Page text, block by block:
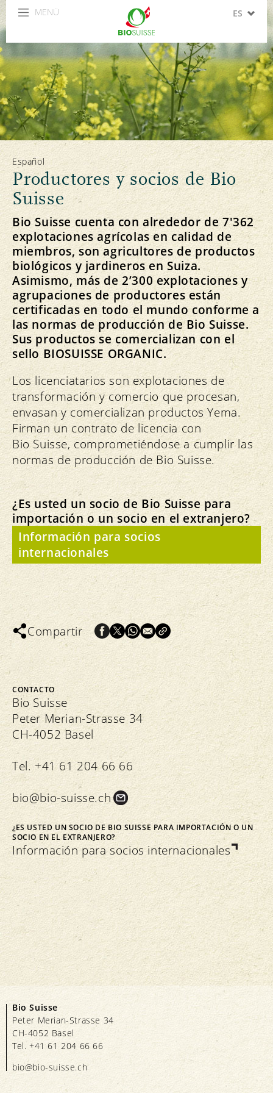
MENÜ ES
FR
IT
EN
Español
Productores y socios de Bio
Suisse
Bio Suisse cuenta con alrededor de 7'362
explotaciones agrícolas en calidad de
miembros, son agricultores de productos
biológicos y jardineros en Suiza.
Asimismo, más de 2’300 explotaciones y
agrupaciones de productores están
certificadas en todo el mundo conforme a
las normas de producción de Bio Suisse.
Sus productos se comercializan con el
sello BIOSUISSE ORGANIC.
Los licenciatarios son explotaciones de
transformación y comercio que procesan,
envasan y comercializan productos Yema.
Firman un contrato de licencia con
Bio Suisse, comprometiéndose a cumplir las
normas de producción de Bio Suisse.
¿Es usted un socio de Bio Suisse para
importación o un socio en el extranjero?
Información para socios
internacionales
Compartir
CONTACTO
Bio Suisse
Peter Merian-Strasse 34
CH-4052 Basel
Tel. +41 61 204 66 66
bio@bio-suisse.ch
¿ES USTED UN SOCIO DE BIO SUISSE PARA IMPORTACIÓN O UN
SOCIO EN EL EXTRANJERO?
Información para socios internacionales
Bio Suisse
Peter Merian-Strasse 34
CH-4052 Basel
Tel. +41 61 204 66 66
bio@bio-suisse.ch